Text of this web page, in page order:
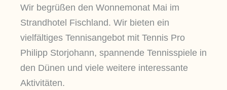
Wir begrüßen den Wonnemonat Mai im
Strandhotel Fischland. Wir bieten ein
vielfältiges Tennisangebot mit Tennis Pro
Philipp Storjohann, spannende Tennisspiele in
den Dünen und viele weitere interessante
Aktivitäten.